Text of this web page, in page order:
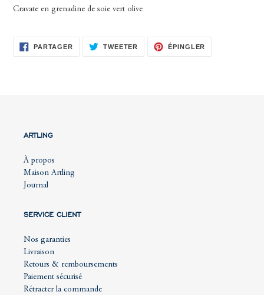
panier
Cravate en grenadine de soie vert olive
PARTAGER PARTAGERTWEETER TWEETERÉPINGLER
ARTLING
À propos
Maison Artling
Journal
SERVICE CLIENT
Nos garanties
Livraison
Retours & remboursements
Paiement sécurisé
Rétracter la commande